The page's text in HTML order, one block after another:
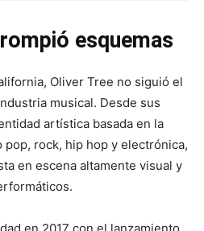
esquemas
Oliver Tree no siguió el
musical. Desde sus
artística basada en la
pop, rock, hip hop y electrónica,
en escena altamente visual y